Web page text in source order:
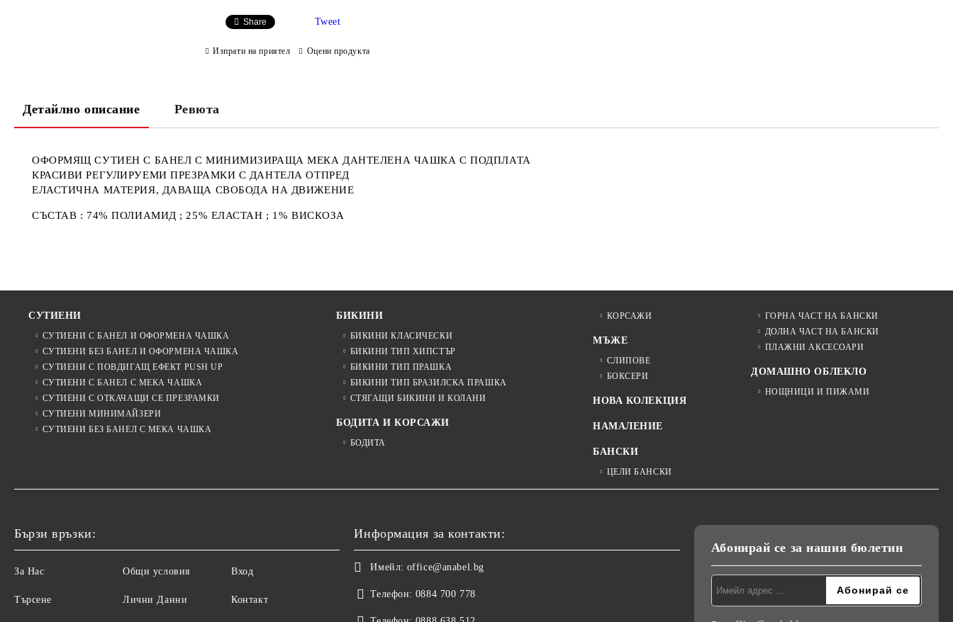
Share Tweet
Изпрати на приятел Оцени продукта
Детайлно описание Ревюта
ОФОРМЯЩ СУТИЕН С БАНЕЛ С МИНИМИЗИРАЩА МЕКА ДАНТЕЛЕНА ЧАШКА С ПОДПЛАТА
КРАСИВИ РЕГУЛИРУЕМИ ПРЕЗРАМКИ С ДАНТЕЛА ОТПРЕД
ЕЛАСТИЧНА МАТЕРИЯ, ДАВАЩА СВОБОДА НА ДВИЖЕНИЕ
СЪСТАВ : 74% ПОЛИАМИД ; 25% ЕЛАСТАН ; 1% ВИСКОЗА
СУТИЕНИ
СУТИЕНИ С БАНЕЛ И ОФОРМЕНА ЧАШКА
СУТИЕНИ БЕЗ БАНЕЛ И ОФОРМЕНА ЧАШКА
СУТИЕНИ С ПОВДИГАЩ ЕФЕКТ PUSH UP
СУТИЕНИ С БАНЕЛ С МЕКА ЧАШКА
СУТИЕНИ С ОТКАЧАЩИ СЕ ПРЕЗРАМКИ
СУТИЕНИ МИНИМАЙЗЕРИ
СУТИЕНИ БЕЗ БАНЕЛ С МЕКА ЧАШКА
БИКИНИ
БИКИНИ КЛАСИЧЕСКИ
БИКИНИ ТИП ХИПСТЪР
БИКИНИ ТИП ПРАШКА
БИКИНИ ТИП БРАЗИЛСКА ПРАШКА
СТЯГАЩИ БИКИНИ И КОЛАНИ
БОДИТА И КОРСАЖИ
БОДИТА
КОРСАЖИ
МЪЖЕ
СЛИПОВЕ
БОКСЕРИ
НОВА КОЛЕКЦИЯ
НАМАЛЕНИЕ
БАНСКИ
ЦЕЛИ БАНСКИ
ГОРНА ЧАСТ НА БАНСКИ
ДОЛНА ЧАСТ НА БАНСКИ
ПЛАЖНИ АКСЕСОАРИ
ДОМАШНО ОБЛЕКЛО
НОЩНИЦИ И ПИЖАМИ
Бързи връзки:
За Нас
Търсене
Общи условия
Лични Данни
Вход
Контакт
Информация за контакти:
Имейл: office@anabel.bg
Телефон: 0884 700 778
Абонирай се за нашия бюлетин